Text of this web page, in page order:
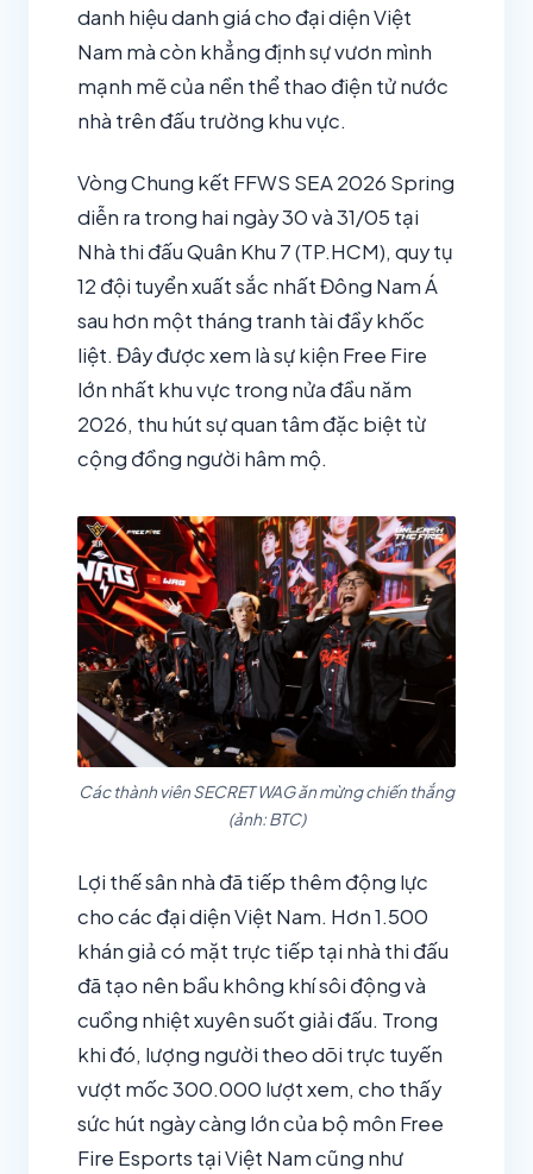
danh hiệu danh giá cho đại diện Việt
Nam mà còn khẳng định sự vươn mình
mạnh mẽ của nền thể thao điện tử nước
nhà trên đấu trường khu vực.
Vòng Chung kết FFWS SEA 2026 Spring
diễn ra trong hai ngày 30 và 31/05 tại
Nhà thi đấu Quân Khu 7 (TP.HCM), quy tụ
12 đội tuyển xuất sắc nhất Đông Nam Á
sau hơn một tháng tranh tài đầy khốc
liệt. Đây được xem là sự kiện Free Fire
lớn nhất khu vực trong nửa đầu năm
2026, thu hút sự quan tâm đặc biệt từ
cộng đồng người hâm mộ.
Các thành viên SECRET WAG ăn mừng chiến thắng
(ảnh: BTC)
Lợi thế sân nhà đã tiếp thêm động lực
cho các đại diện Việt Nam. Hơn 1.500
khán giả có mặt trực tiếp tại nhà thi đấu
đã tạo nên bầu không khí sôi động và
cuồng nhiệt xuyên suốt giải đấu. Trong
khi đó, lượng người theo dõi trực tuyến
vượt mốc 300.000 lượt xem, cho thấy
sức hút ngày càng lớn của bộ môn Free
Fire Esports tại Việt Nam cũng như